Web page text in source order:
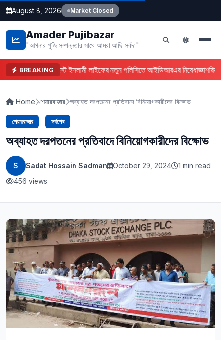
August 8, 2026 Market Closed
Amader Pujibazar
"আপনার পুজি সম্পন্নতার সাথে আমরা আছি সর্বদা"
BREAKINGফারইস্ট ইসলামী লাইফের নতুন পলিসিতে আইডিআরএর নিষেধাজ্ঞা
Home শেয়ারবাজার অব্যাহত দরপতনের প্রতিবাদে বিনিয়োগকারীদের বিক্ষোভ
শেয়ারবাজার সর্বশেষ
অব্যাহত দরপতনের প্রতিবাদে বিনিয়োগকারীদের বিক্ষোভ
S Sadat Hossain Sadman October 29, 2024
1 min read
456 views